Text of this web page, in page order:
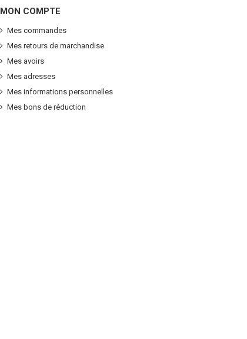
MON COMPTE
Mes commandes
Mes retours de marchandise
Mes avoirs
Mes adresses
Mes informations personnelles
Mes bons de réduction